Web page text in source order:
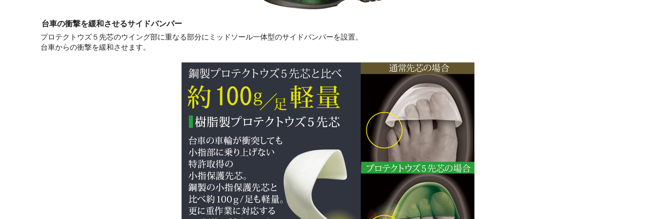
台車の衝撃を緩和させるサイドバンパー
プロテクトウズ５先芯のウイング部に重なる部分にミッドソール一体型のサイドバンパーを設置。
台車からの衝撃を緩和させます。